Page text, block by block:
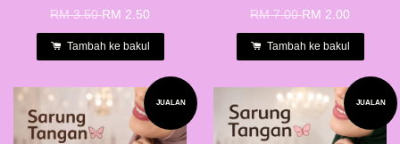
RM 3.50RM 2.50
Tambah ke bakul
RM 7.00RM 2.00
Tambah ke bakul
JUALAN JUALAN